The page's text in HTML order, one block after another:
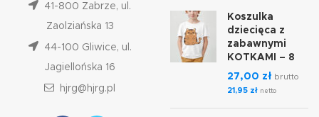
41-800 Zabrze, ul.
Zaolziańska 13
44-100 Gliwice, ul.
Jagiellońska 16
hjrg@hjrg.pl
Koszulka
dziecięca z
zabawnymi
KOTKAMI – 8
27,00 zł brutto
21,95 zł netto